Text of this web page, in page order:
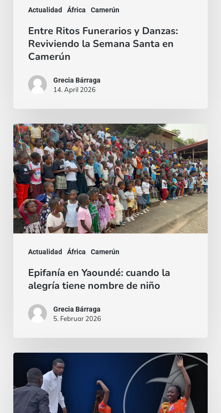
Actualidad África Camerún
Entre Ritos Funerarios y Danzas:
Reviviendo la Semana Santa en
Camerún
Grecia Bárraga
14. April 2026
Actualidad África Camerún
Epifanía
en
Yaoundé:
cuando
la
alegría
tiene
Epifanía en Yaoundé: cuando la
alegría tiene nombre de niño
Grecia Bárraga
5. Februar 2026
restaurar,
formar
y